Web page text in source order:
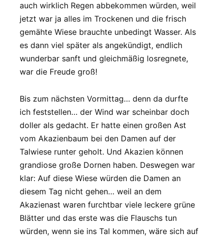
auch wirklich Regen abbekommen würden, weil
jetzt war ja alles im Trockenen und die frisch
gemähte Wiese brauchte unbedingt Wasser. Als
es dann viel später als angekündigt, endlich
wunderbar sanft und gleichmäßig losregnete,
war die Freude groß!
Bis zum nächsten Vormittag… denn da durfte
ich feststellen… der Wind war scheinbar doch
doller als gedacht. Er hatte einen großen Ast
vom Akazienbaum bei den Damen auf der
Talwiese runter geholt. Und Akazien können
grandiose große Dornen haben. Deswegen war
klar: Auf diese Wiese würden die Damen an
diesem Tag nicht gehen… weil an dem
Akazienast waren furchtbar viele leckere grüne
Blätter und das erste was die Flauschs tun
würden, wenn sie ins Tal kommen, wäre sich auf